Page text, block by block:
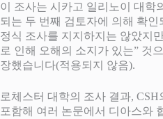
이 조사는 시카고 일리노이 대학
되는 두 번째 검토자에 의해 확인
정식 조사를 지지하지는 않았지
로 인해 오해의 소지가 있는” 것
장했습니다(적용되지 않음).
로체스터 대학의 조사 결과,
포함해 여러 논문에서 디아스와